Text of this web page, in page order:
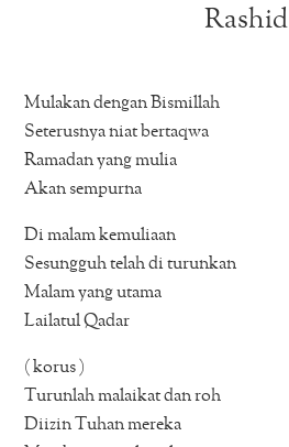
Rashid
Mulakan dengan Bismillah
Seterusnya niat bertaqwa
Ramadan yang mulia
Akan sempurna
Di malam kemuliaan
Sesungguh telah di turunkan
Malam yang utama
Lailatul Qadar
( korus )
Turunlah malaikat dan roh
Diizin Tuhan mereka